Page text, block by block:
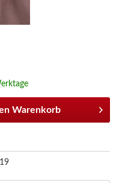
Warenkorb